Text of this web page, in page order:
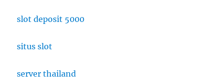
slot deposit 5000
situs slot
server thailand